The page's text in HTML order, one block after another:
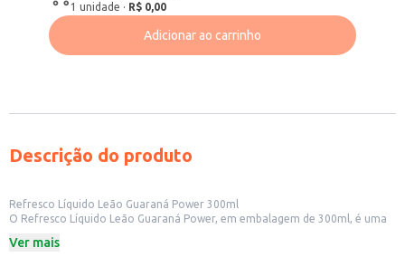
1 unidade · R$ 0,00
Adicionar ao carrinho
Descrição do produto
Refresco Líquido Leão Guaraná Power 300ml
O Refresco Líquido Leão Guaraná Power, em embalagem de 300ml, é uma
do guaraná. Ideal para consumo individual, o produto é prático para levar e
Ver mais